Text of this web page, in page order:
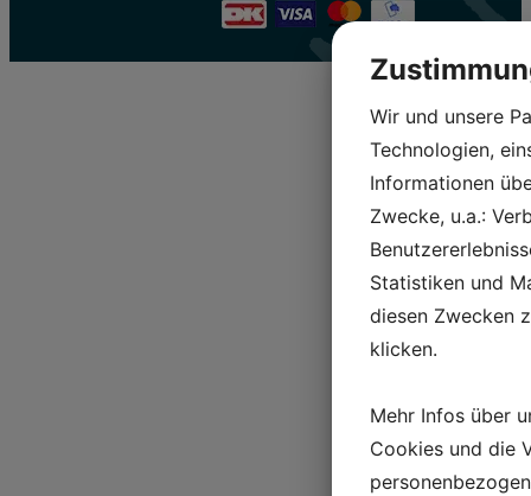
Wir und unsere
Technologien,
Informationen
Zwecke, u.a.:
Statistiken und
diesen Zwecken
klicken.
Mehr Infos über
Cookies und die